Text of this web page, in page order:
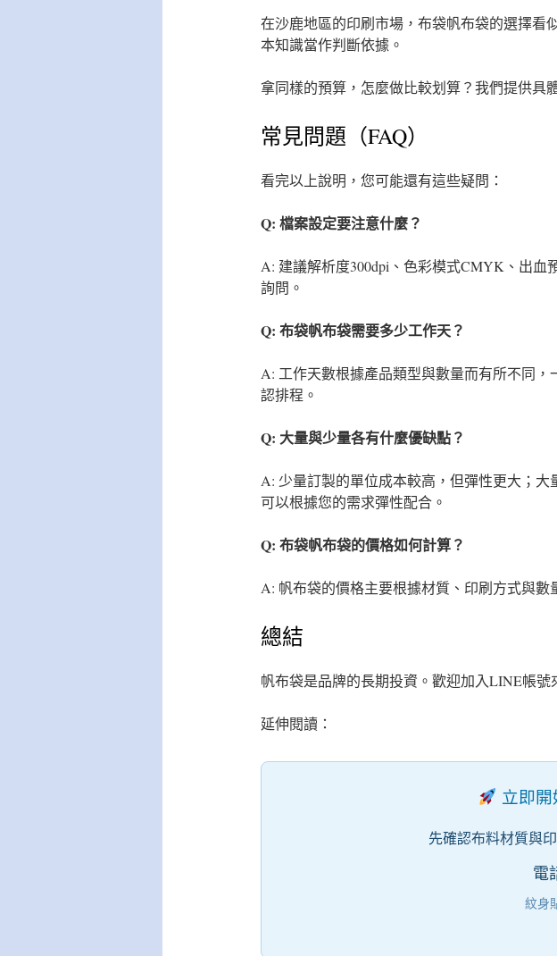
在沙鹿地區的印刷市場，布袋帆布袋的選擇看
本知識當作判斷依據。
拿同樣的預算，怎麼做比較划算？我們提供具
常見問題（FAQ）
看完以上說明，您可能還有這些疑問：
Q: 檔案設定要注意什麼？
A: 建議解析度300dpi、色彩模式CMYK、出血
詢問。
Q: 布袋帆布袋需要多少工作天？
A: 工作天數根據產品類型與數量而有所不同
認排程。
Q: 大量與少量各有什麼優缺點？
A: 少量訂製的單位成本較高，但彈性更大；
可以根據您的需求彈性配合。
Q: 布袋帆布袋的價格如何計算？
A: 帆布袋的價格主要根據材質、印刷方式與數
總結
帆布袋是品牌的長期投資。歡迎加入LINE帳
延伸閱讀：
立即
先確認布料材質與
電
紋身